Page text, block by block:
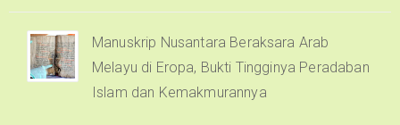
Manuskrip Nusantara Beraksara Arab
Melayu di Eropa, Bukti Tingginya Peradaban
Islam dan Kemakmurannya